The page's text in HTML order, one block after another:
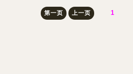
第一页 上一页 1